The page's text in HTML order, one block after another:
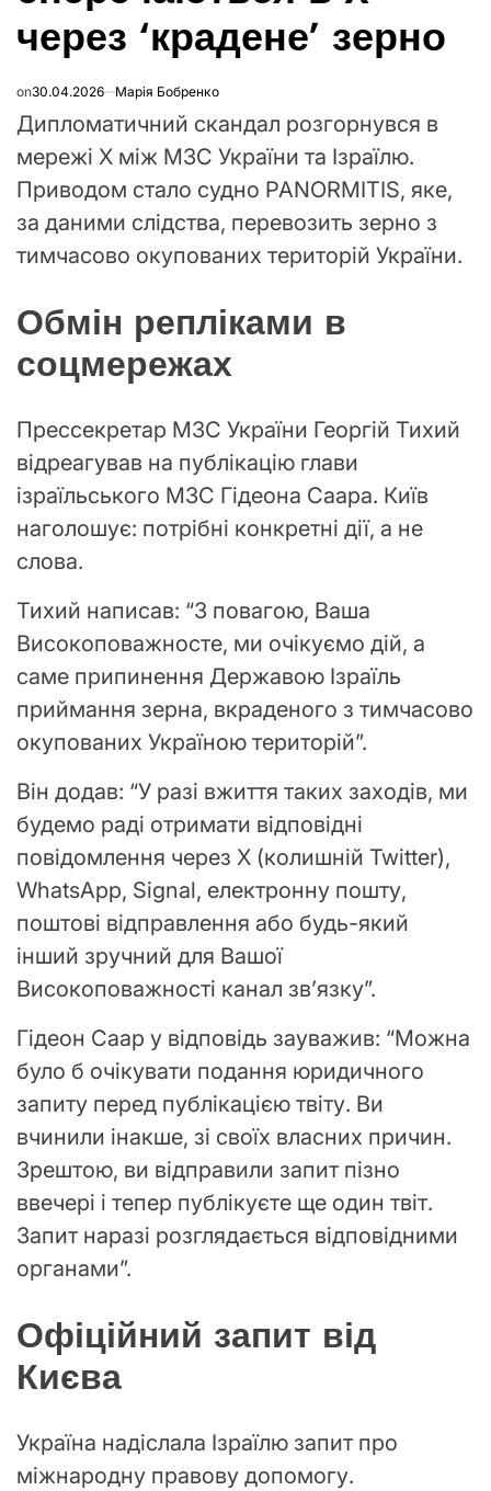
через ‘крадене’ зерно
on30.04.2026 Марія Бобренко
Дипломатичний скандал розгорнувся в
мережі X між МЗС України та Ізраїлю.
Приводом стало судно PANORMITIS, яке,
за даними слідства, перевозить зерно з
тимчасово окупованих територій України.
Обмін репліками в
соцмережах
Прессекретар МЗС України Георгій Тихий
відреагував на публікацію глави
ізраїльського МЗС Гідеона Саара. Київ
наголошує: потрібні конкретні дії, а не
слова.
Тихий написав: “З повагою, Ваша
Високоповажносте, ми очікуємо дій, а
саме припинення Державою Ізраїль
приймання зерна, вкраденого з тимчасово
окупованих Україною територій”.
Він додав: “У разі вжиття таких заходів, ми
будемо раді отримати відповідні
повідомлення через X (колишній Twitter),
WhatsApp, Signal, електронну пошту,
поштові відправлення або будь-який
інший зручний для Вашої
Високоповажності канал зв’язку”.
Гідеон Саар у відповідь зауважив: “Можна
було б очікувати подання юридичного
запиту перед публікацією твіту. Ви
вчинили інакше, зі своїх власних причин.
Зрештою, ви відправили запит пізно
ввечері і тепер публікуєте ще один твіт.
Запит наразі розглядається відповідними
органами”.
Офіційний запит від
Києва
Україна надіслала Ізраїлю запит про
міжнародну правову допомогу.